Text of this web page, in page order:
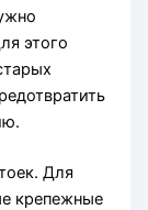
этого
Для
крепежные